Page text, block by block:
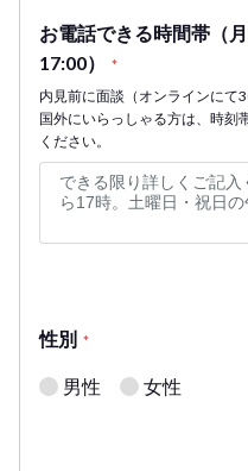
お電話できる時間帯（
17:00）
*
内見前に面談（オンラインにて
国外にいらっしゃる方は、時刻
ください。
性別 *
男性 女性